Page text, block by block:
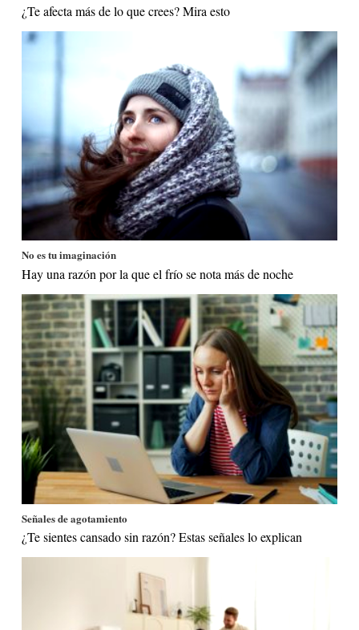
¿Te afecta más de lo que crees? Mira esto
No es tu imaginación
Hay una razón por la que el frío se nota más de noche
Señales de agotamiento
¿Te sientes cansado sin razón? Estas señales lo explican